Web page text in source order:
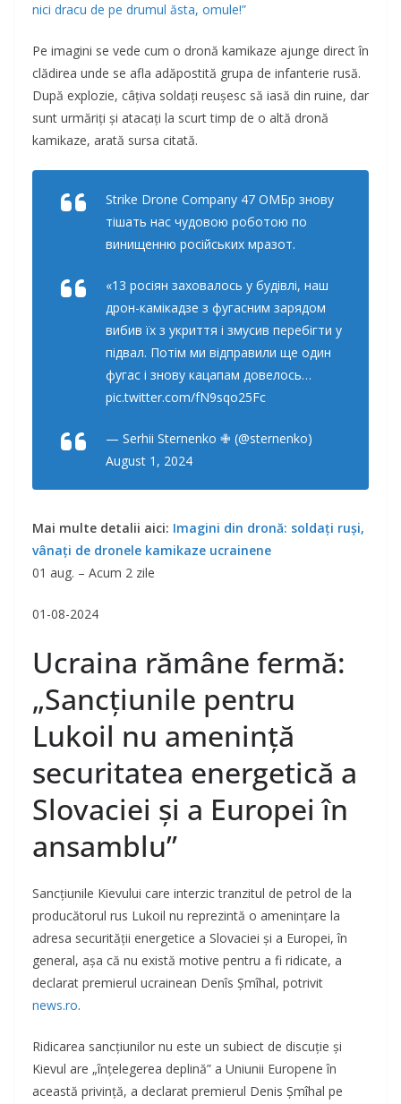
nici dracu de pe drumul ăsta, omule!”
Pe imagini se vede cum o dronă kamikaze ajunge direct în
clădirea unde se afla adăpostită grupa de infanterie rusă.
După explozie, câțiva soldați reușesc să iasă din ruine, dar
sunt urmăriţi şi atacați la scurt timp de o altă dronă
kamikaze, arată sursa citată.
Strike Drone Company 47 ОМБр знову
тішать нас чудовою роботою по
винищенню російських мразот.
«13 росіян заховалось у будівлі, наш
дрон-камікадзе з фугасним зарядом
вибив їх з укриття і змусив перебігти у
підвал. Потім ми відправили ще один
фугас і знову кацапам довелось…
pic.twitter.com/fN9sqo25Fc
— Serhii Sternenko ✙ (@sternenko)
August 1, 2024
Mai multe detalii aici: Imagini din dronă: soldați ruși,
vânați de dronele kamikaze ucrainene
01 aug. – Acum 2 zile
01-08-2024
Ucraina rămâne fermă:
„Sancţiunile pentru
Lukoil nu ameninţă
securitatea energetică a
Slovaciei şi a Europei în
ansamblu”
Sancţiunile Kievului care interzic tranzitul de petrol de la
producătorul rus Lukoil nu reprezintă o ameninţare la
adresa securităţii energetice a Slovaciei şi a Europei, în
general, aşa că nu există motive pentru a fi ridicate, a
declarat premierul ucrainean Denîs Şmîhal, potrivit
news.ro.
Ridicarea sancţiunilor nu este un subiect de discuţie şi
Kievul are „înţelegerea deplină” a Uniunii Europene în
această privinţă, a declarat premierul Denis Şmîhal pe